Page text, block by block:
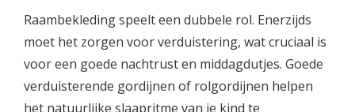
Raambekleding speelt een dubbele rol. Enerzijds
moet het zorgen voor verduistering, wat cruciaal is
voor een goede nachtrust en middagdutjes. Goede
verduisterende gordijnen of rolgordijnen helpen
het natuurlijke slaapritme van je kind te